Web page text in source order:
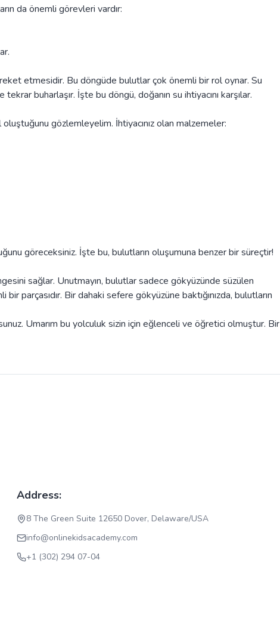
da önemli görevleri vardır:
etmesidir. Bu döngüde bulutlar çok önemli bir rol oynar. Su
buharlaşır. İşte bu döngü, doğanın su ihtiyacını karşılar.
gözlemleyelim. İhtiyacınız olan malzemeler:
göreceksiniz. İşte bu, bulutların oluşumuna benzer bir süreçtir!
sağlar. Unutmayın, bulutlar sadece gökyüzünde süzülen
parçasıdır. Bir dahaki sefere gökyüzüne baktığınızda, bulutların
Umarım bu yolculuk sizin için eğlenceli ve öğretici olmuştur. Bir
Address:
8 The Green Suite 12650 Dover, Delaware/USA
info@onlinekidsacademy.com
+1 (302) 294 07-04